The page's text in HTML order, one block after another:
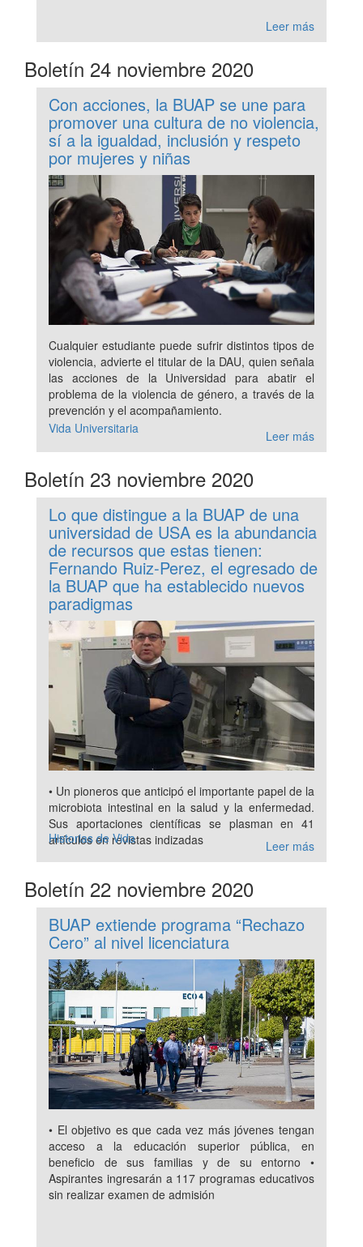
Leer más
Boletín 24 noviembre 2020
Con acciones, la BUAP se une para
promover una cultura de no violencia,
sí a la igualdad, inclusión y respeto
por mujeres y niñas
Cualquier estudiante puede sufrir distintos tipos de
violencia, advierte el titular de la DAU, quien señala
las acciones de la Universidad para abatir el
problema de la violencia de género, a través de la
prevención y el acompañamiento.
Vida Universitaria
Leer más
Boletín 23 noviembre 2020
Lo que distingue a la BUAP de una
universidad de USA es la abundancia
de recursos que estas tienen:
Fernando Ruiz-Perez, el egresado de
la BUAP que ha establecido nuevos
paradigmas
• Un pioneros que anticipó el importante papel de la
microbiota intestinal en la salud y la enfermedad.
Sus aportaciones científicas se plasman en 41
artículos en revistas indizadas
Historias de Vida Leer más
Boletín 22 noviembre 2020
BUAP extiende programa “Rechazo
Cero” al nivel licenciatura
• El objetivo es que cada vez más jóvenes tengan
acceso a la educación superior pública, en
beneficio de sus familias y de su entorno •
Aspirantes ingresarán a 117 programas educativos
sin realizar examen de admisión